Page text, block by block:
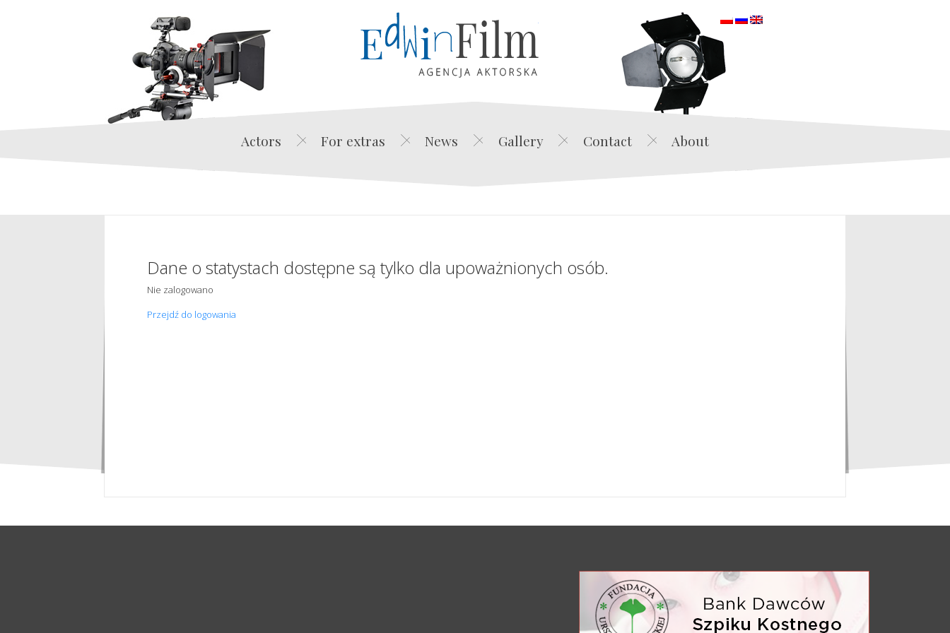
Edwin Film Agencja Aktorska
Actors For extras News Gallery Contact About
Dane o statystach dostępne są tylko dla upoważnionych osób.
Nie zalogowano
Przejdź do logowania